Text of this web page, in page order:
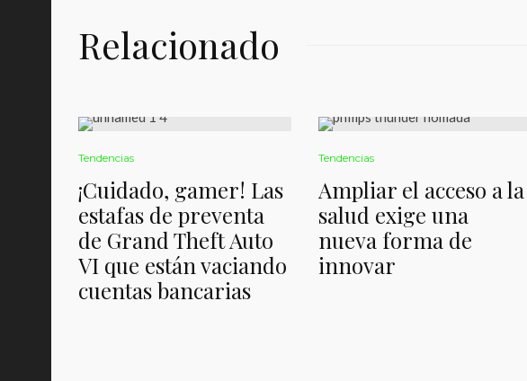
Relacionado
Tendencias
¡Cuidado, gamer! Las
estafas de preventa
de Grand Theft Auto
VI que están vaciando
cuentas bancarias
Tendencias
Ampliar el acceso a la
salud exige una
nueva forma de
innovar